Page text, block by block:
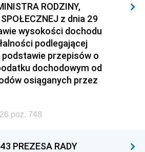
RODZINY,
z dnia 29
wysokości dochodu
podlegającej
przepisów o
dochodowym od
osiąganych przez
poz. 748
PREZESA RADY